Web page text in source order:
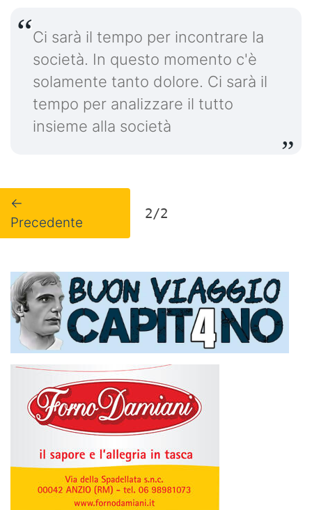
Ci sarà il tempo per incontrare la
società. In questo momento c'è
solamente tanto dolore. Ci sarà il
tempo per analizzare il tutto
insieme alla società
←
Precedente
2/2